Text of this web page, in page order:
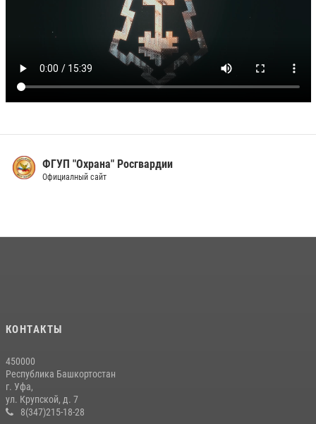
ФГУП "Охрана" Росгвардии
Официалный сайт
КОНТАКТЫ
450000
Республика Башкортостан
г. Уфа,
ул. Крупской, д. 7
8(347)215-18-28